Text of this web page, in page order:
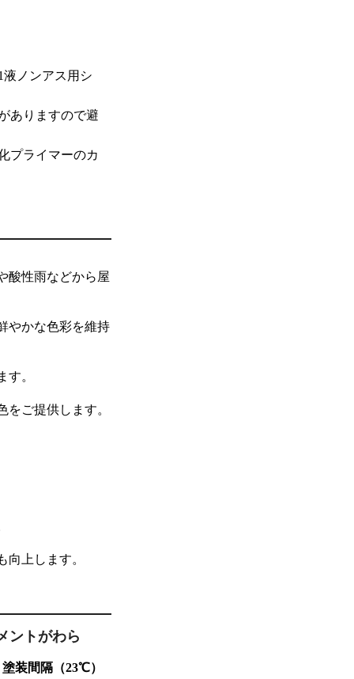
ノンアス用シ
ありますので避
プライマーのカ
酸性雨などから屋
やかな色彩を維持
。
ご提供します。
上します。
ントがわら
塗装間隔 （23℃）